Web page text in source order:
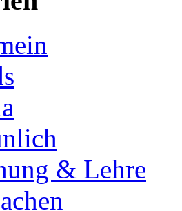
& Lehre